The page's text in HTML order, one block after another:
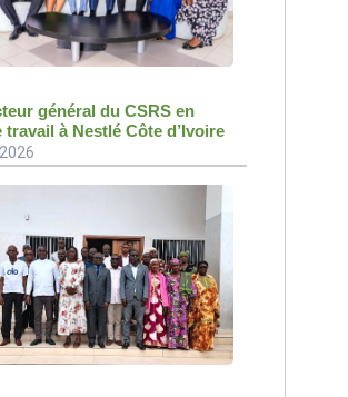
général du CSRS en
travail à Nestlé Côte d’Ivoire